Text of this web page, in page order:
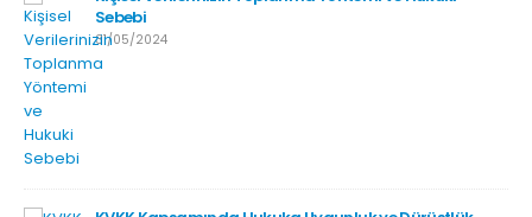
Sebebi
31/05/2024